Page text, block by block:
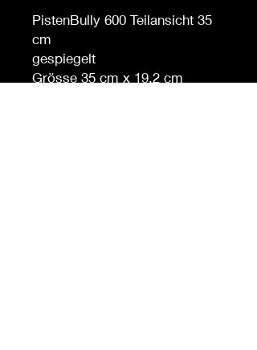
PistenBully 600 Teilansicht 35
cm
gespiegelt
Grösse 35 cm x 19.2 cm